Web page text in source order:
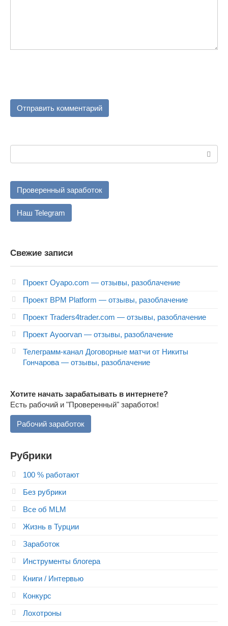
Проверенный заработок
Наш Telegram
Свежие записи
Проект Oyapo.com — отзывы, разоблачение
Проект BPM Platform — отзывы, разоблачение
Проект Traders4trader.com — отзывы, разоблачение
Проект Ayoorvan — отзывы, разоблачение
Телеграмм-канал Договорные матчи от Никиты
Гончарова — отзывы, разоблачение
Хотите начать зарабатывать в интернете?
Есть рабочий и "Проверенный" заработок!
Рабочий заработок
Рубрики
100 % работают
Без рубрики
Все об MLM
Жизнь в Турции
Заработок
Инструменты блогера
Книги / Интервью
Конкурс
Лохотроны